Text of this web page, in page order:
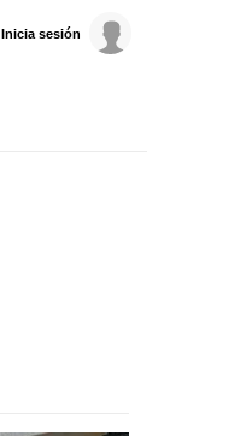
Inicia sesión